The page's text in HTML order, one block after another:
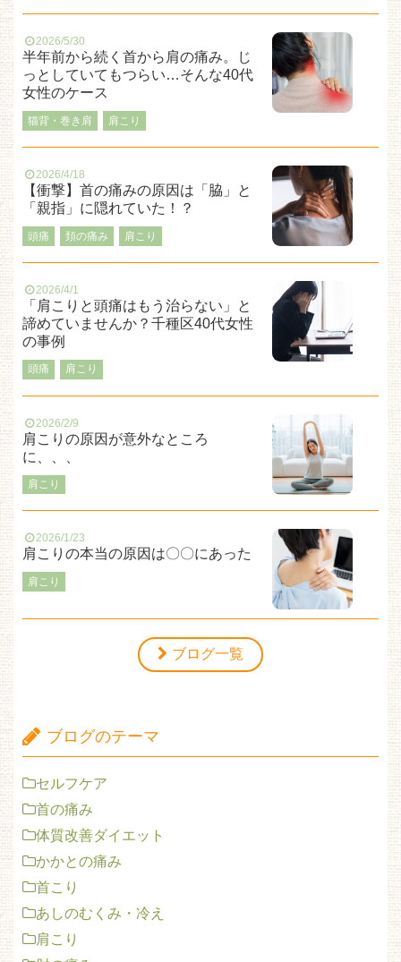
2026/5/30
半年前から続く首から肩の痛み。じ
っとしていてもつらい…そんな40代
女性のケース
猫背・巻き肩 肩こり
2026/4/18
【衝撃】首の痛みの原因は「脇」と
「親指」に隠れていた！？
頭痛 頚の痛み 肩こり
2026/4/1
「肩こりと頭痛はもう治らない」と
諦めていませんか？千種区40代女性
の事例
頭痛 肩こり
2026/2/9
肩こりの原因が意外なところ
に、、、
肩こり
2026/1/23
肩こりの本当の原因は〇〇にあった
肩こり
ブログ一覧
ブログのテーマ
セルフケア
首の痛み
体質改善ダイエット
かかとの痛み
首こり
あしのむくみ・冷え
肩こり